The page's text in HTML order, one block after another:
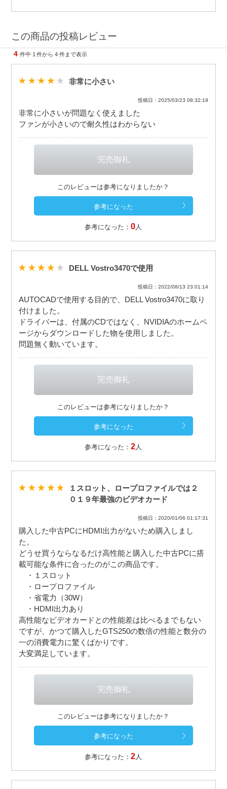
この商品の投稿レビュー
4 件中 1 件から 4 件まで表示
非常に小さい
投稿日：2025/03/23 08:32:19
非常に小さいが問題なく使えました
ファンが小さいので耐久性はわからない
このレビューは参考になりましたか？
参考になった：0人
DELL Vostro3470で使用
投稿日：2022/08/13 23:01:14
AUTOCADで使用する目的で、DELL Vostro3470に取り
付けました。
ドライバーは、付属のCDではなく、NVIDIAのホームペ
ージからダウンロードした物を使用しました。
問題無く動いています。
このレビューは参考になりましたか？
参考になった：2人
１スロット、ロープロファイルでは２
０１９年最強のビデオカード
投稿日：2020/01/06 01:17:31
購入した中古PCにHDMI出力がないため購入しまし
た。
どうせ買うならなるだけ高性能と購入した中古PCに搭
載可能な条件に合ったのがこの商品です。
・１スロット
・ロープロファイル
・省電力（30W）
・HDMI出力あり
高性能なビデオカードとの性能差は比べるまでもない
ですが、かつて購入したGTS250の数倍の性能と数分の
一の消費電力に驚くばかりです。
大変満足しています。
このレビューは参考になりましたか？
参考になった：2 人